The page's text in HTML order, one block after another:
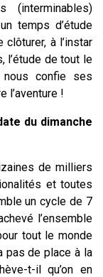
temps d’étude
à l’instar
l’étude de tout le
nous confie ses
l’aventure !
du dimanche
de milliers
et toutes
un cycle de 7
l’ensemble
tout le monde
pas de place à la
t-il qu’on en